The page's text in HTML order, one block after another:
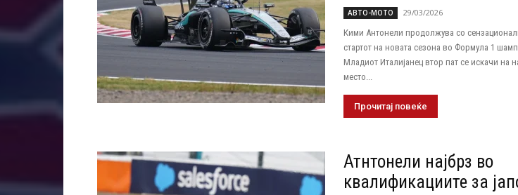
АВТО-МОТО
29/03/2026
Кими Антонели продолжува со
стартот на новата сезона во Формула 1
Младиот Италијанец втор пат се искачи на
место...
Прочитај повеќе
Атнтонели најбрз во
квалификациите за